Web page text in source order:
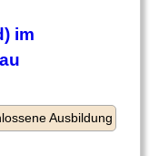
im
Ausbildung